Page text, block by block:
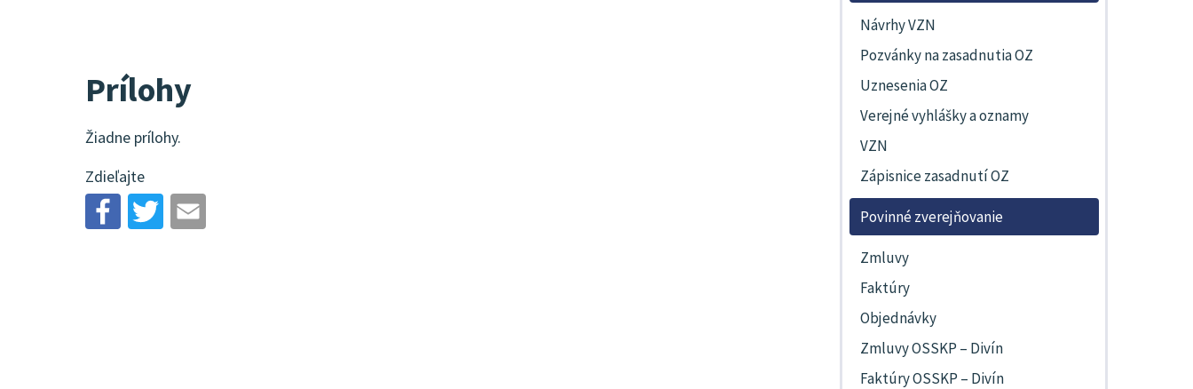
Prílohy
Žiadne prílohy.
Zdieľajte
Návrhy VZN
Pozvánky na zasadnutia OZ
Uznesenia OZ
Verejné vyhlášky a oznamy
VZN
Zápisnice zasadnutí OZ
Povinné zverejňovanie
Zmluvy
Faktúry
Objednávky
Zmluvy OSSKP – Divín
Faktúry OSSKP – Divín